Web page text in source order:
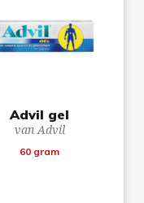
Advil gel
van Advil
60 gram